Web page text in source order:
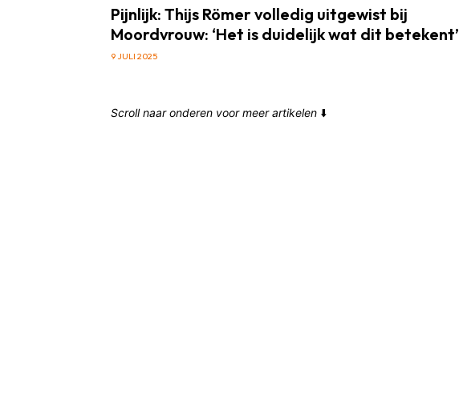
Pijnlijk: Thijs Römer volledig uitgewist bij
Moordvrouw: ‘Het is duidelijk wat dit betekent’
9 JULI 2025
Scroll naar onderen voor meer artikelen ⬇️